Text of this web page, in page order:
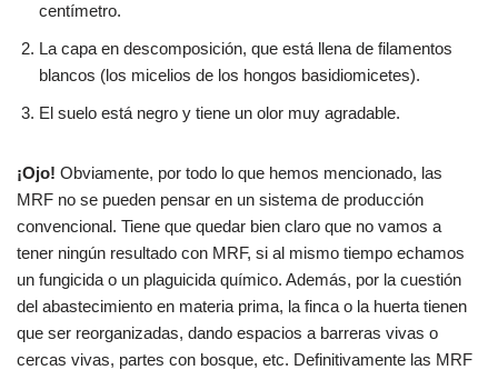
centímetro.
La capa en descomposición, que está llena de filamentos
blancos (los micelios de los hongos basidiomicetes).
El suelo está negro y tiene un olor muy agradable.
¡Ojo! Obviamente, por todo lo que hemos mencionado, las
MRF no se pueden pensar en un sistema de producción
convencional. Tiene que quedar bien claro que no vamos a
tener ningún resultado con MRF, si al mismo tiempo echamos
un fungicida o un plaguicida químico. Además, por la cuestión
del abastecimiento en materia prima, la finca o la huerta tienen
que ser reorganizadas, dando espacios a barreras vivas o
cercas vivas, partes con bosque, etc. Definitivamente las MRF